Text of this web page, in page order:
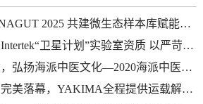
2025 共建微生态样本库赋能健康产业升级
卫星计划”实验室资质 以严苛品控赋能全球化发展
扬海派中医文化—2020海派中医砥砺前行
幕，YAKIMA全程提供运载解决方案及技术